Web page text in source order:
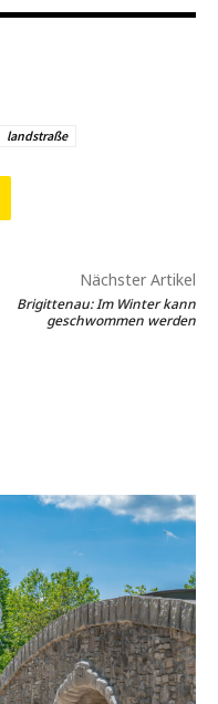
landstraße
Nächster Artikel
Brigittenau: Im Winter kann
geschwommen werden